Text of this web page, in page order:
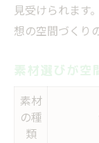
見受けられます
想の空間づくり
素材選びが空
素材
の種
類